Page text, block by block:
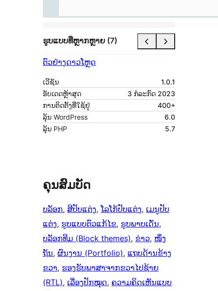
ຮູບແບບທີ່ຫຼາກຫຼາຍ (7)
ຕົວຢ່າງດາວໂຫຼດ
ເວີຊັນ
1.0.1
ອັບເດດຫຼ້າສຸດ
3 ກໍລະກົດ 2023
ການຕິດຕັ້ງທີ່ໃຊ້ຢູ່
400+
ລຸ້ນ WordPress
6.0
ລຸ້ນ PHP
5.7
ຄຸນສົມບັດ
ບລັອກ, ສີປັບແຕ່ງ, ໂລໂກ້ປັບແຕ່ງ, ເມນູປັບ
ແຕ່ງ, ຮູບແບບຕົວແກ້ໄຂ, ຮູບພາບເດັ່ນ
ບລັອກທີມ (Block themes), ຂ່າວ, ໜຶ່ງ
ຖັນ, ຜົນງານ (Portfolio), ແຖບດ້ານຂ້າງ
ຂວາ, ຮອງຮັບພາສາຈາກຂວາໄປຊ້າຍ
(RTL), ເລື່ອງປັກໝຸດ, ຄວາມຄິດເຫັນແບບ